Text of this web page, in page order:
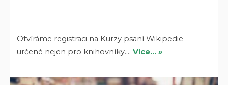
Otvíráme registraci na Kurzy psaní Wikipedie
určené nejen pro knihovníky.…Více… »